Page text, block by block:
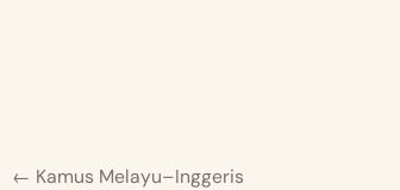
← Kamus Melayu–Inggeris